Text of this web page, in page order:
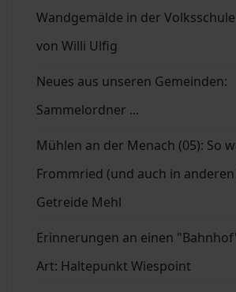
Wandgemälde in der
von Willi Ulfig
Neues aus unseren Gemeinden:
Sammelordner ...
Mühlen an der Menach (05): So
Frommried (und auch in
Getreide Mehl
Erinnerungen an einen
Art: Haltepunkt Wiespoint